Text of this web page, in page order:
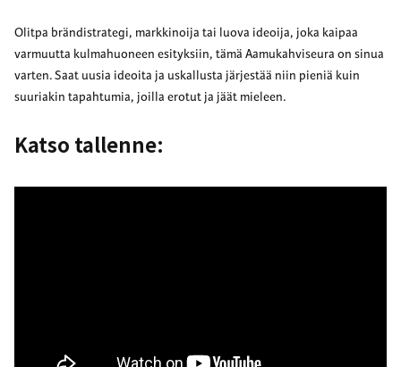
Olitpa brändistrategi, markkinoija tai luova ideoija, joka kaipaa
varmuutta kulmahuoneen esityksiin, tämä Aamukahviseura on sinua
varten. Saat uusia ideoita ja uskallusta järjestää niin pieniä kuin
suuriakin tapahtumia, joilla erotut ja jäät mieleen.
Katso tallenne: